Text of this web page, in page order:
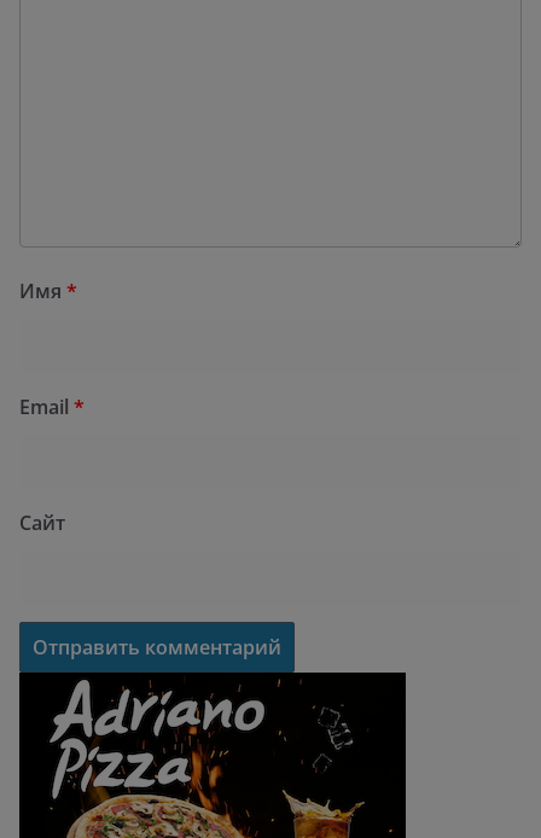
Имя *
Email *
Сайт